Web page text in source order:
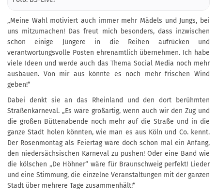
„Meine Wahl motiviert auch immer mehr Mädels und Jungs, bei
uns mitzumachen! Das freut mich besonders, dass inzwischen
schon einige Jüngere in die Reihen aufrücken und
verantwortungsvolle Posten ehrenamtlich übernehmen. Ich habe
viele Ideen und werde auch das Thema Social Media noch mehr
ausbauen. Von mir aus könnte es noch mehr frischen Wind
geben!“
Dabei denkt sie an das Rheinland und den dort berühmten
Straßenkarneval. „Es wäre großartig, wenn auch wir den Zug und
die großen Büttenabende noch mehr auf die Straße und in die
ganze Stadt holen könnten, wie man es aus Köln und Co. kennt.
Der Rosenmontag als Feiertag wäre doch schon mal ein Anfang,
den niedersächsischen Karneval zu pushen! Oder eine Band wie
die kölschen „De Höhner“ wäre für Braunschweig perfekt! Lieder
und eine Stimmung, die einzelne Veranstaltungen mit der ganzen
Stadt über mehrere Tage zusammenhält!“